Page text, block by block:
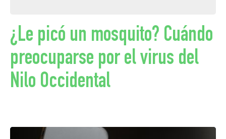
¿Le picó un mosquito? Cuándo
preocuparse por el virus del
Nilo Occidental